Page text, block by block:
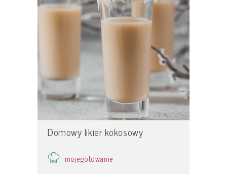
Domowy likier kokosowy
mojegotowanie